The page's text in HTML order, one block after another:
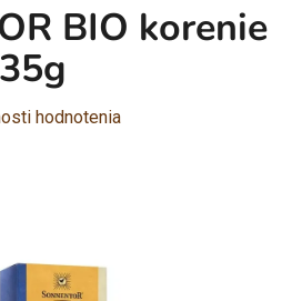
BIO korenie
hodnotenia